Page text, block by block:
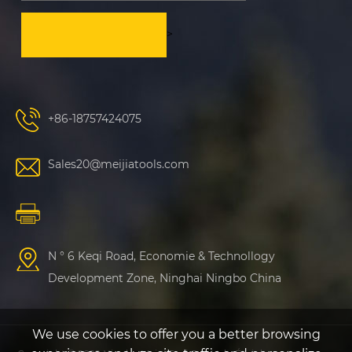
>
+86-18757424075
Sales20@meijiatools.com
N ° 6 Keqi Road, Economie & Technollogy
Development Zone, Ninghai Ningbo China
We use cookies to offer you a better browsing